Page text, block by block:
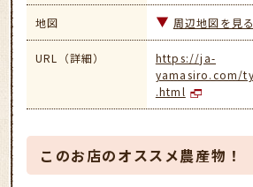
地図 周辺地図を見る
URL（詳細）
https://ja-
yamasiro.com/
.html
このお店のオススメ農産物！